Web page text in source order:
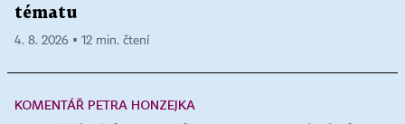
tématu
4. 8. 2026 ▪ 12 min. čtení
KOMENTÁŘ PETRA HONZEJKA